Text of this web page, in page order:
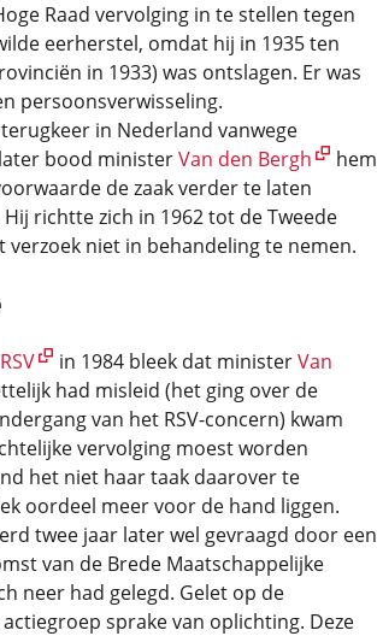
Raad vervolging in te stellen tegen
eerherstel, omdat hij in 1935 ten
in 1933) was ontslagen. Er was
persoonsverwisseling.
in Nederland vanwege
bood ministerVan den Bergh
hem
de zaak verder te laten
richtte zich in 1962 tot de Tweede
niet in behandeling te nemen.
in 1984 bleek dat ministerVan
had misleid (het ging over de
van het RSV-concern) kwam
vervolging moest worden
het niet haar taak daarover te
oordeel meer voor de hand liggen.
twee jaar later wel gevraagd door een
van de Brede Maatschappelijke
neer had gelegd. Gelet op de
sprake van oplichting. Deze